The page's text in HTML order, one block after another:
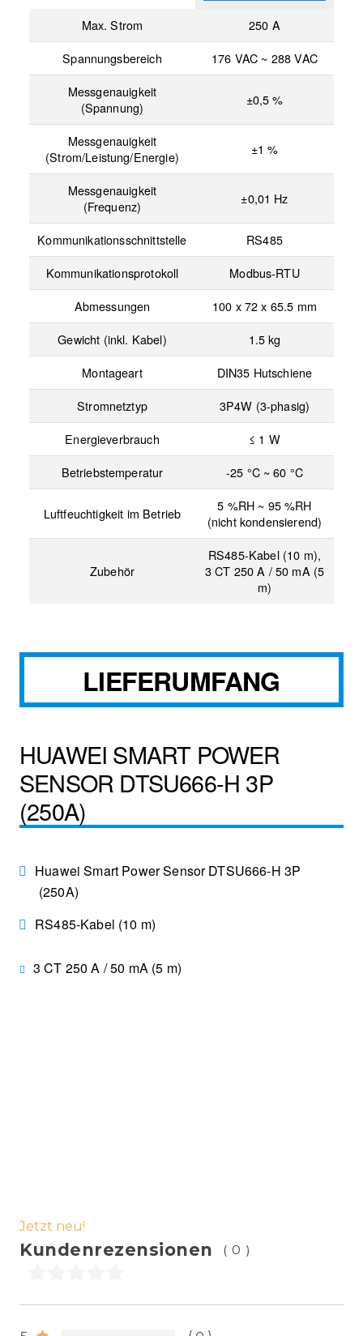
Max. Strom
250 A
Spannungsbereich
176 VAC ~ 288 VAC
Messgenauigkeit
(Spannung)
±0,5 %
Messgenauigkeit
(Strom/Leistung/Energie)
±1 %
Messgenauigkeit
(Frequenz)
±0,01 Hz
Kommunikationsschnittstelle
RS485
Kommunikationsprotokoll
Modbus-RTU
Abmessungen
100 x 72 x 65.5 mm
Gewicht (inkl. Kabel)
1.5 kg
Montageart
DIN35 Hutschiene
Stromnetztyp
3P4W (3-phasig)
Energieverbrauch
≤ 1 W
Betriebstemperatur
-25 °C ~ 60 °C
Luftfeuchtigkeit im Betrieb
5 %RH ~ 95 %RH
(nicht kondensierend)
Zubehör
RS485-Kabel (10 m),
3 CT 250 A / 50 mA (5
m)
LIEFERUMFANG
HUAWEI SMART POWER
SENSOR DTSU666-H 3P
(250A)
Huawei Smart Power Sensor DTSU666-H 3P
(250A)
RS485-Kabel (10 m)
3 CT 250 A / 50 mA (5 m)
Jetzt neu!
Kundenrezensionen (0)